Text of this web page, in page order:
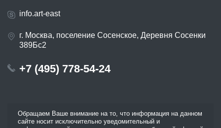
info.art-east
г. Москва, поселение Сосенское, Деревня Сосенки
389Бс2
+7 (495) 778-54-24
Обращаем Ваше внимание на то, что информация на данном
сайте носит исключительно уведомительный и